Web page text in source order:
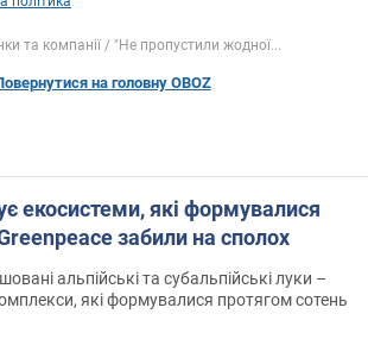
та компанії "Не пропустили жодної...
на головну OBOZ
екосистеми, які формувалися
забили на сполох
альпійські та субальпійські луки –
які формувалися протягом сотень